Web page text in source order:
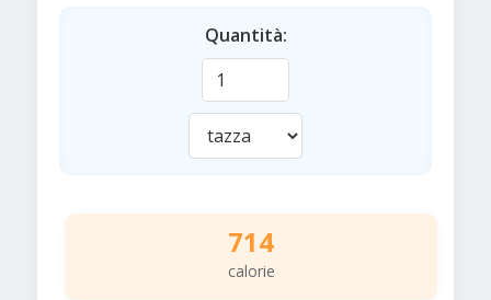
Quantità:
714
calorie